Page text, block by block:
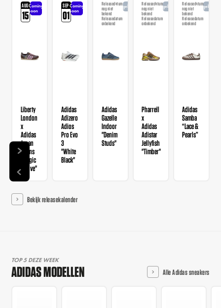
AUG
15
Coming
soon
Liberty
London
x
Adidas
Japan
Wmns
"Magic
Mauve"
SEP
01
Coming
soon
Adidas
Adizero
Adios
Pro Evo
3
"White
Black"
Releasedatum
nog niet
bekend
Releasedatum
onbekend
Aangekondigd
Adidas
Gazelle
Indoor
"Denim
Studs"
Releasedatum
nog niet
bekend
Releasedatum
onbekend
Aangekondigd
Pharrell
x
Adidas
Adistar
Jellyfish
"Timber"
Releasedatum
nog niet
bekend
Releasedatum
onbekend
Adidas
Samba
“Lace &
Pearls”
Bekijk releasekalender
TOP 5 DEZE WEEK
ADIDAS MODELLEN Alle Adidas sneakers